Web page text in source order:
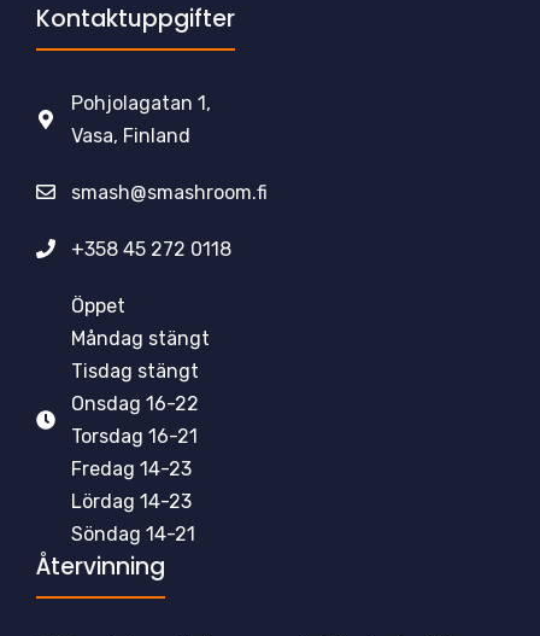
Kontaktuppgifter
Pohjolagatan 1,
Vasa, Finland
smash@smashroom.fi
+358 45 272 0118
Öppet
Måndag stängt
Tisdag stängt
Onsdag 16-22
Torsdag 16-21
Fredag 14-23
Lördag 14-23
Söndag 14-21
Återvinning